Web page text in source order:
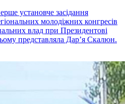
установче засідання
молодіжних конгресів
влад при Президентові
представляла Дарʼя Скалюн.